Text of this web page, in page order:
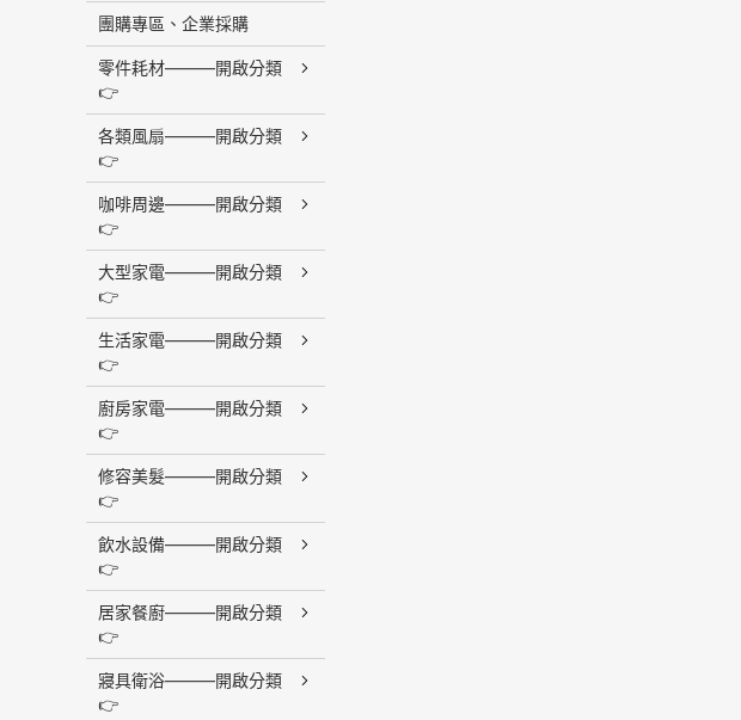
團購專區、企業採購
零件耗材———開啟分類
👉
各類風扇———開啟分類
👉
咖啡周邊———開啟分類
👉
大型家電———開啟分類
👉
生活家電———開啟分類
👉
廚房家電———開啟分類
👉
修容美髮———開啟分類
👉
飲水設備———開啟分類
👉
居家餐廚———開啟分類
👉
寢具衛浴———開啟分類
👉